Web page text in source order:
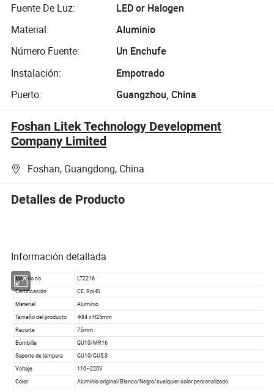
Césped
Fuente De Luz:
LED or Halogen
Material:
Aluminio
Número Fuente:
Un Enchufe
Instalación:
Empotrado
Puerto:
Guangzhou, China
Foshan Litek Technology Development
Company Limited
Foshan, Guangdong, China
Detalles de Producto
Información detallada